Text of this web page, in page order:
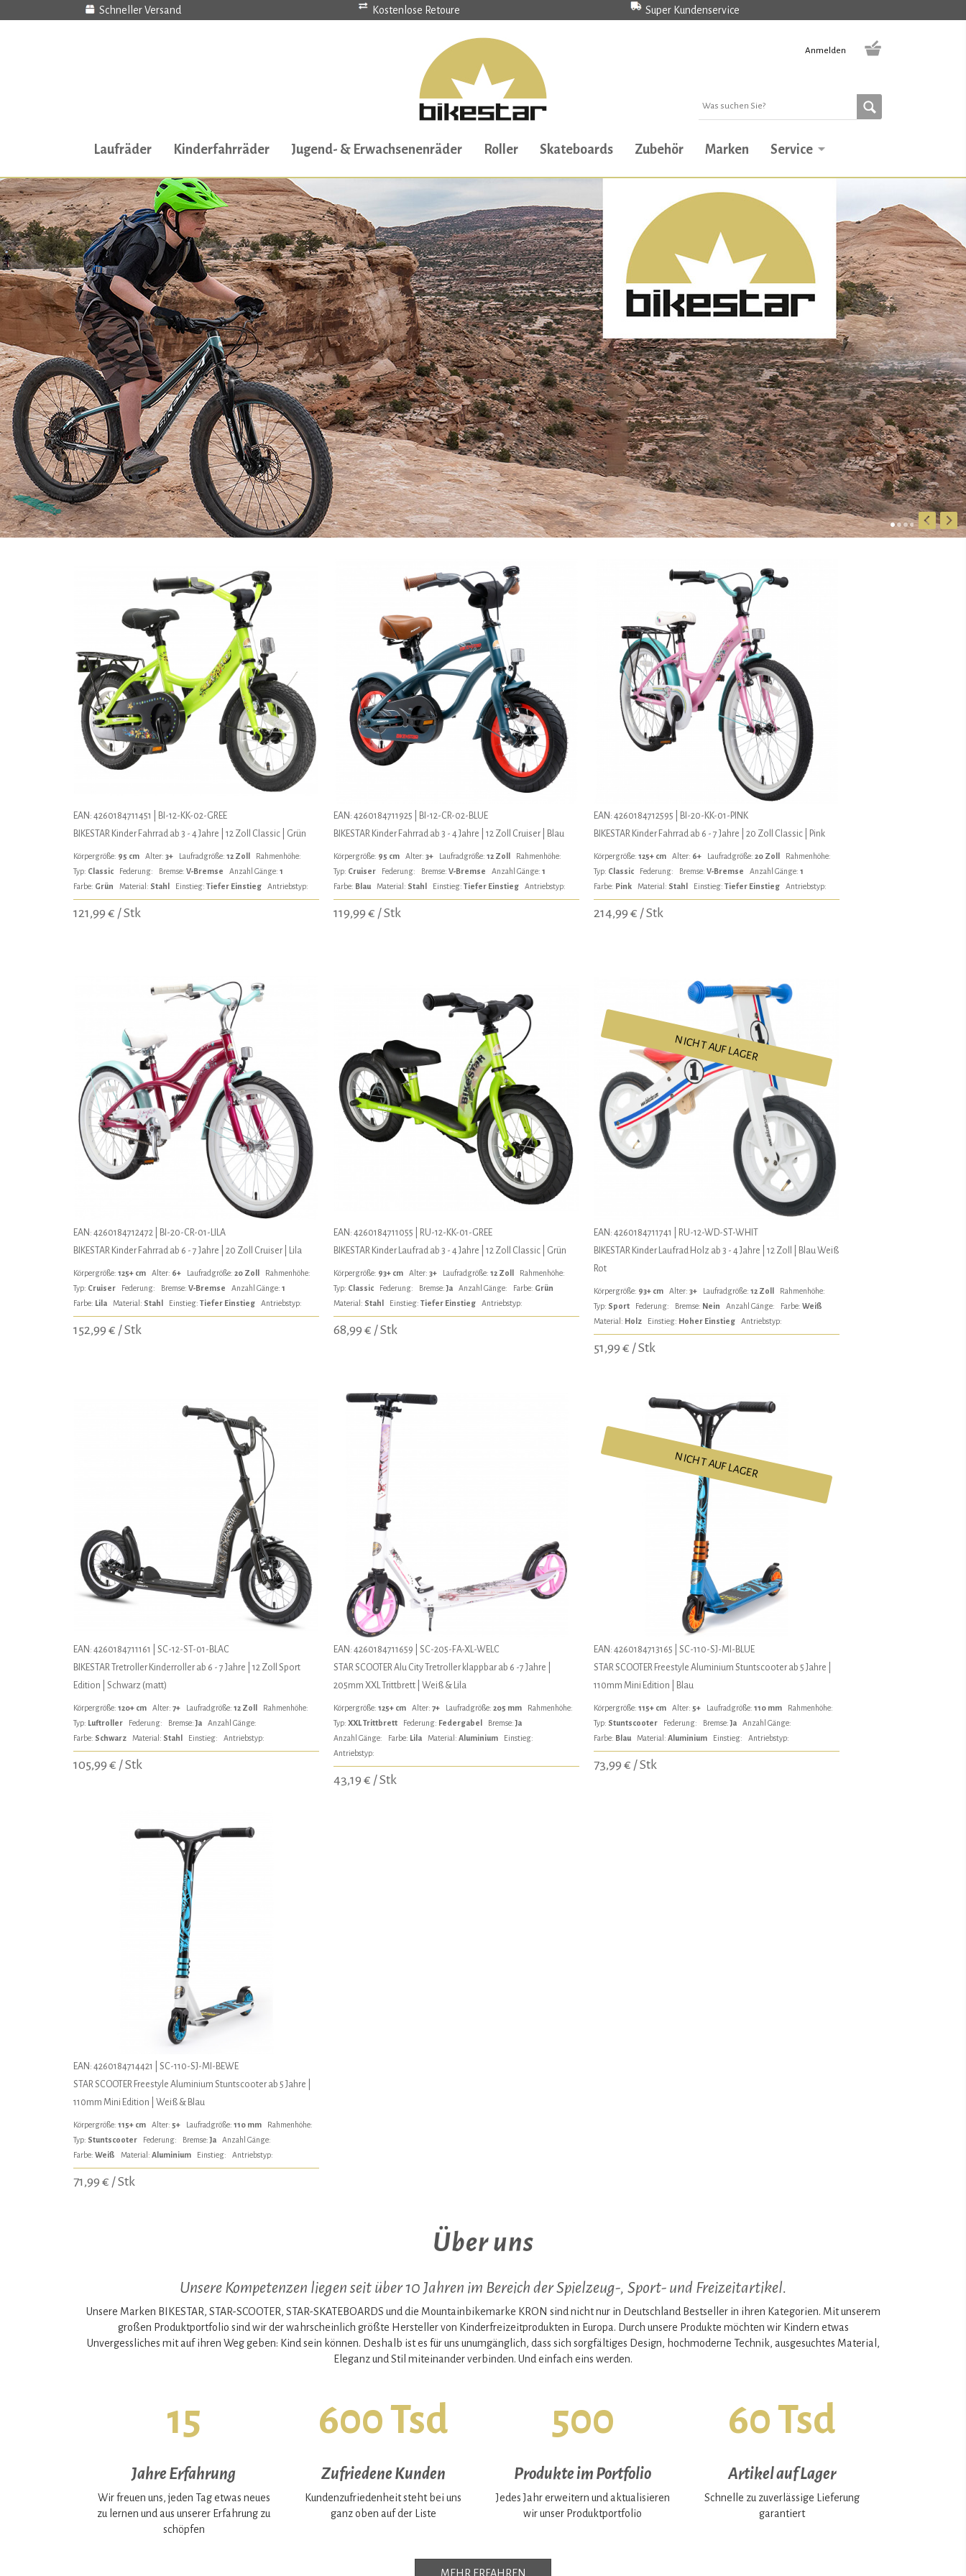
Schneller Versand Kostenlose Retoure Super Kundenservice
Anmelden
Laufräder Kinderfahrräder Jugend- & Erwachsenenräder Roller Skateboards Zubehör Marken Service
EAN: 4260184711451 | BI-12-KK-02-GREE
BIKESTAR Kinder Fahrrad ab 3 - 4 Jahre | 12 Zoll Classic | Grün
Körpergröße: 95 cm Alter: 3+ Laufradgröße: 12 Zoll
Rahmenhöhe:
Typ: Classic Federung: Bremse: V-Bremse Anzahl Gänge: 1
Farbe: Grün Material: Stahl Einstieg: Tiefer Einstieg Antriebstyp:
121,99 € / Stk
EAN: 4260184711925 | BI-12-CR-02-BLUE
BIKESTAR Kinder Fahrrad ab 3 - 4 Jahre | 12 Zoll Cruiser | Blau
Körpergröße: 95 cm Alter: 3+ Laufradgröße: 12 Zoll
Rahmenhöhe:
Typ: Cruiser Federung: Bremse: V-Bremse Anzahl Gänge: 1
Farbe: Blau Material: Stahl Einstieg: Tiefer Einstieg Antriebstyp:
119,99 € / Stk
EAN: 4260184712595 | BI-20-KK-01-PINK
BIKESTAR Kinder Fahrrad ab 6 - 7 Jahre | 20 Zoll Classic | Pink
Körpergröße: 125+ cm Alter: 6+ Laufradgröße: 20 Zoll
Rahmenhöhe:
Typ: Classic Federung: Bremse: V-Bremse Anzahl Gänge: 1
Farbe: Pink Material: Stahl Einstieg: Tiefer Einstieg Antriebstyp:
214,99 € / Stk
EAN: 4260184712472 | BI-20-CR-01-LILA
BIKESTAR Kinder Fahrrad ab 6 - 7 Jahre | 20 Zoll Cruiser | Lila
Körpergröße: 125+ cm Alter: 6+ Laufradgröße: 20 Zoll
Rahmenhöhe:
Typ: Cruiser Federung: Bremse: V-Bremse Anzahl Gänge: 1
Farbe: Lila Material: Stahl Einstieg: Tiefer Einstieg Antriebstyp:
152,99 € / Stk
EAN: 4260184711055 | RU-12-KK-01-GREE
BIKESTAR Kinder Laufrad ab 3 - 4 Jahre | 12 Zoll Classic | Grün
Körpergröße: 93+ cm Alter: 3+ Laufradgröße: 12 Zoll
Rahmenhöhe:
Typ: Classic Federung: Bremse:Ja Anzahl Gänge: Farbe: Grün
Material: Stahl Einstieg: Tiefer Einstieg Antriebstyp:
68,99 € / Stk
EAN: 4260184711741 | RU-12-WD-ST-WHIT
BIKESTAR Kinder Laufrad Holz ab 3 - 4 Jahre | 12 Zoll | Blau Weiß
Rot
Körpergröße: 93+ cm Alter: 3+ Laufradgröße: 12 Zoll
Rahmenhöhe:
Typ: Sport Federung: Bremse: Nein Anzahl Gänge: Farbe: Weiß
Material: Holz Einstieg: Hoher Einstieg Antriebstyp:
51,99 € / Stk
NICHT AUF LAGER
EAN: 4260184711161 | SC-12-ST-01-BLAC
BIKESTAR Tretroller Kinderroller ab 6 - 7 Jahre | 12 Zoll Sport
Edition | Schwarz (matt)
Körpergröße: 120+ cm Alter: 7+ Laufradgröße: 12 Zoll
Rahmenhöhe:
Typ: Luftroller Federung: Bremse:Ja
Anzahl Gänge:
Farbe: Schwarz Material: Stahl Einstieg: Antriebstyp:
105,99 € / Stk
EAN: 4260184711659 | SC-205-FA-XL-WELC
STAR SCOOTER Alu City Tretroller klappbar ab 6 -7 Jahre |
205mm XXL Trittbrett | Weiß & Lila
Körpergröße: 125+ cm Alter: 7+ Laufradgröße: 205 mm
Rahmenhöhe:
Typ: XXL Trittbrett Federung: Federgabel Bremse:Ja
Anzahl Gänge:
Farbe: Lila Material: Aluminium
Einstieg:
Antriebstyp:
43,19 € / Stk
EAN: 4260184713165 | SC-110-SJ-MI-BLUE
STAR SCOOTER Freestyle Aluminium Stuntscooter ab 5 Jahre |
110mm Mini Edition | Blau
Körpergröße: 115+ cm Alter: 5+ Laufradgröße: 110 mm
Rahmenhöhe:
Typ: Stuntscooter Federung: Bremse:Ja
Anzahl Gänge:
Farbe: Blau Material: Aluminium Einstieg: Antriebstyp:
73,99 € / Stk
NICHT AUF LAGER
EAN: 4260184714421 | SC-110-SJ-MI-BEWE
STAR SCOOTER Freestyle Aluminium Stuntscooter ab 5 Jahre |
110mm Mini Edition | Weiß & Blau
Körpergröße: 115+ cm Alter: 5+ Laufradgröße: 110 mm
Rahmenhöhe:
Typ: Stuntscooter Federung: Bremse:Ja
Anzahl Gänge:
Farbe: Weiß Material: Aluminium Einstieg: Antriebstyp:
71,99 € / Stk
Über uns
Unsere Kompetenzen liegen seit über 10 Jahren im Bereich der Spielzeug-, Sport- und Freizeitartikel.
Unsere Marken BIKESTAR, STAR-SCOOTER, STAR-SKATEBOARDS und die Mountainbikemarke KRON sind nicht nur in Deutschland Bestseller in ihren Kategorien. Mit unserem
großen Produktportfolio sind wir der wahrscheinlich größte Hersteller von Kinderfreizeitprodukten in Europa. Durch unsere Produkte möchten wir Kindern etwas
Unvergessliches mit auf ihren Weg geben: Kind sein können. Deshalb ist es für uns unumgänglich, dass sich sorgfältiges Design, hochmoderne Technik, ausgesuchtes Material,
Eleganz und Stil miteinander verbinden. Und einfach eins werden.
15
Jahre Erfahrung
Wir freuen uns, jeden Tag etwas neues
zu lernen und aus unserer Erfahrung zu
schöpfen
600 Tsd
Zufriedene Kunden
Kundenzufriedenheit steht bei uns
ganz oben auf der Liste
500
Produkte im Portfolio
Jedes Jahr erweitern und aktualisieren
wir unser Produktportfolio
60 Tsd
Artikel auf Lager
Schnelle zu zuverlässige Lieferung
garantiert
MEHR ERFAHREN